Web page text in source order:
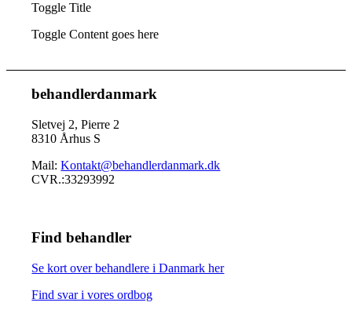
Toggle Title
Toggle Content goes here
behandlerdanmark
Sletvej 2, Pierre 2
8310 Århus S
Mail:Kontakt@behandlerdanmark.dk
CVR.:33293992
Find behandler
Se kort over behandlere i Danmark her
Find svar i vores ordbog